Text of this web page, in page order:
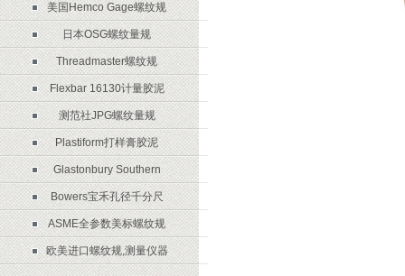
美国Hemco Gage螺纹规
日本OSG螺纹量规
Threadmaster螺纹规
Flexbar 16130计量胶泥
测范社JPG螺纹量规
Plastiform打样膏胶泥
Glastonbury Southern
Bowers宝禾孔径千分尺
ASME全参数美标螺纹规
欧美进口螺纹规,测量仪器